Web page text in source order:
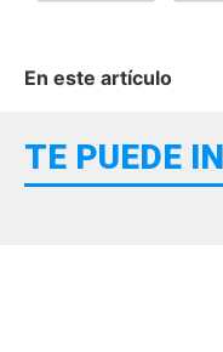
En este artículo
TE PUEDE